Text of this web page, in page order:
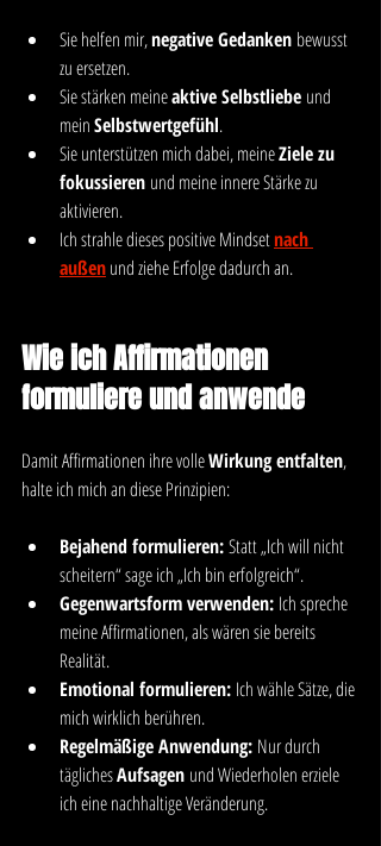
Sie helfen mir, negative Gedanken bewusst
zu ersetzen.
Sie stärken meine aktive Selbstliebe und
mein Selbstwertgefühl.
Sie unterstützen mich dabei, meine Ziele zu
fokussieren und meine innere Stärke zu
aktivieren.
Ich strahle dieses positive Mindset nach
außen und ziehe Erfolge dadurch an.
Wie ich Affirmationen
formuliere und anwende
Damit Affirmationen ihre volle Wirkung entfalten,
halte ich mich an diese Prinzipien:
Bejahend formulieren: Statt „Ich will nicht
scheitern“ sage ich „Ich bin erfolgreich“.
Gegenwartsform verwenden: Ich spreche
meine Affirmationen, als wären sie bereits
Realität.
Emotional formulieren: Ich wähle Sätze, die
mich wirklich berühren.
Regelmäßige Anwendung: Nur durch
tägliches Aufsagen und Wiederholen erziele
ich eine nachhaltige Veränderung.